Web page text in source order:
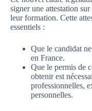
signer une attestation
leur formation. Cette
essentiels :
Que le candidat
en France.
Que le permis de
obtenir est
professionnelles,
personnelles.